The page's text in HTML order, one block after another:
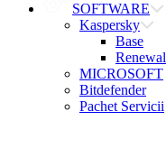
SOFTWARE
Kaspersky
Base
Renewal
MICROSOFT
Bitdefender
Pachet Servicii